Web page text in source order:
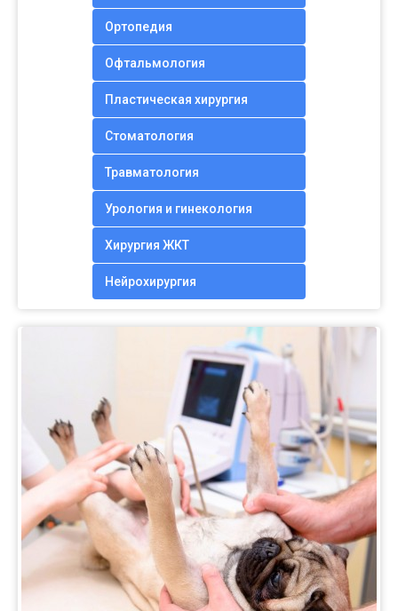
Ортопедия
Офтальмология
Пластическая хирургия
Стоматология
Травматология
Урология и гинекология
Хирургия ЖКТ
Нейрохирургия